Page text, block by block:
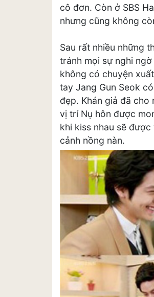
cô đơn. Còn ở SBS
nhưng cũng không
Sau rất nhiều những
tránh mọi sự nghi
không có chuyện
tay Jang Gun Seok
đẹp. Khán giả đã cho
vị trí Nụ hôn được
khi kiss nhau sẽ
cảnh nồng nàn.